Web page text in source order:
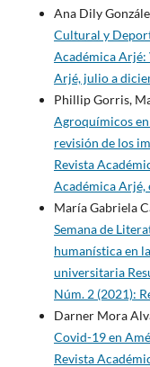
Ana Dily
Cultural y
Académica Arjé:
Arjé, julio a
Phillip Gorris,
Agroquímicos
revisión de los
Revista
Académica Arjé,
María Gabriela
Semana de
humanística en
universitaria
Núm. 2 (2021):
Darner Mora
Covid-19 en
Revista